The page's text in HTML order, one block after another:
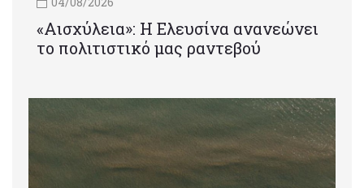
«Αισχύλεια»: Η Ελευσίνα ανανεώνει
το πολιτιστικό μας ραντεβού